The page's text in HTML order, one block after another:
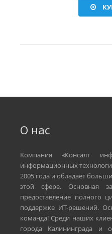
О нас
Компания «Консалт
информационных
2005 года и обладает
этой сфере. Основная
предоставление полного
поддержке ИТ-решений.
команда! Среди наших
города Калининграда и